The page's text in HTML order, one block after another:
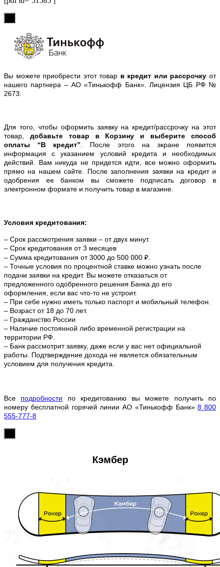
Вы можете приобрести этот товар в кредит или рассрочку от
нашего партнера – АО «Тинькофф Банк». Лицензия ЦБ РФ №
2673.
Для того, чтобы оформить заявку на кредит/рассрочку на этот
товар, добавьте товар в Корзину и выберите способ
оплаты “В кредит” . После этого на экране появится
информация с указанием условий кредита и необходимых
действий. Вам никуда не придется идти, все можно оформить
прямо на нашем сайте. После заполнения заявки на кредит и
одобрения ее банком вы сможете подписать договор в
электронном формате и получить товар в магазине.
Условия кредитования:
– Срок рассмотрения заявки – от двух минут.
– Срок кредитования от 3 месяцев
– Сумма кредитования от 3000 до 500 000 ₽.
– Точные условия по процентной ставке можно узнать после
подачи заявки на кредит. Вы можете отказаться от
предложенного одобренного решения Банка до его
оформления, если вас что-то не устроит.
– При себе нужно иметь только паспорт и мобильный телефон.
– Возраст от 18 до 70 лет.
– Гражданство России
– Наличие постоянной либо временной регистрации на
территории РФ.
– Банк рассмотрит заявку, даже если у вас нет официальной
работы. Подтверждение дохода не является обязательным
условием для получения кредита.
Все подробности по кредитованию вы можете получить по
номеру бесплатной горячей линии АО «Тинькофф Банк»8 800
555-777-8
Кэмбер